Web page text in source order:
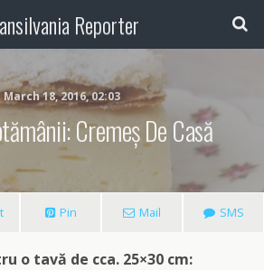
Reporter
March 18, 2016, 02:03
Cremeș De Casă
Pin Mail SMS
o tavă de cca. 25×30 cm: